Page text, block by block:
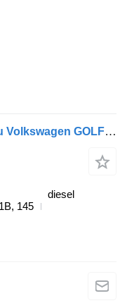
Motor 1.9 TDI AHF pro automobilu Volkswagen GOLF IV (1J1)
145
diesel